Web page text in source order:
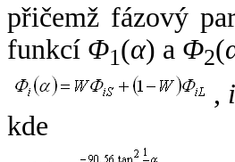
přičemž fázový
funkcí Φ1(α) a Φ2(
, i
kde